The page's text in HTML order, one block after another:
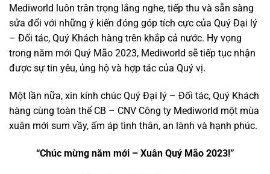
Mediworld luôn trân trọng lắng nghe, tiếp thu và sẵn sàng
sửa đổi với những ý kiến đóng góp tích cực của Quý Đại lý
– Đối tác, Quý Khách hàng trên khắp cả nước. Hy vọng
trong năm mới Quý Mão 2023, Mediworld sẽ tiếp tục nhận
được sự tin yêu, ủng hộ và hợp tác của Quý vị.
Một lần nữa, xin kính chúc Quý Đại lý – Đối tác, Quý Khách
hàng cùng toàn thể CB – CNV Công ty Mediworld một mùa
xuân mới sum vầy, ấm áp tình thân, an lành và hạnh phúc.
“Chúc mừng năm mới – Xuân Quý Mão 2023!”